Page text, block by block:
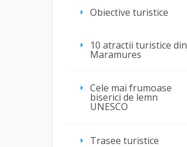
Obiective turistice
10 atractii turistice din
Maramures
Cele mai frumoase
biserici de lemn
UNESCO
Trasee turistice